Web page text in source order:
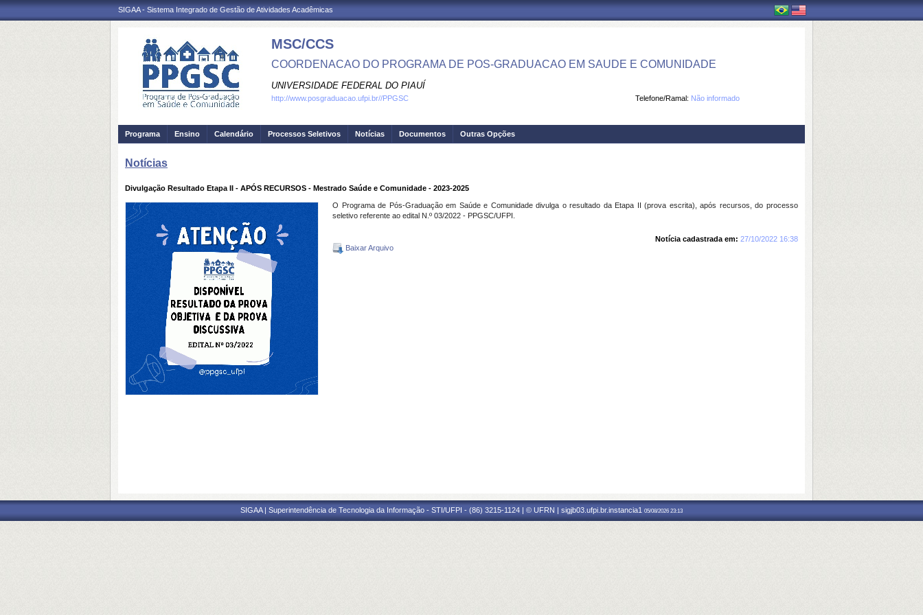
SIGAA - Sistema Integrado de Gestão de Atividades Acadêmicas
MSC/CCS
COORDENACAO DO PROGRAMA DE POS-GRADUACAO EM SAUDE E COMUNIDADE
UNIVERSIDADE FEDERAL DO PIAUÍ
Telefone/Ramal: Não informado
http://www.posgraduacao.ufpi.br//PPGSC
Programa Ensino Calendário Processos Seletivos Notícias Documentos Outras Opções
Notícias
Divulgação Resultado Etapa II - APÓS RECURSOS - Mestrado Saúde e Comunidade - 2023-2025
O Programa de Pós-Graduação em Saúde e Comunidade divulga o resultado da Etapa II (prova escrita), após recursos, do processo
seletivo referente ao edital N.º 03/2022 - PPGSC/UFPI.
Notícia cadastrada em: 27/10/2022 16:38
Baixar Arquivo
SIGAA | Superintendência de Tecnologia da Informação - STI/UFPI - (86) 3215-1124 | © UFRN | sigjb03.ufpi.br.instancia1 05/08/2026 23:13